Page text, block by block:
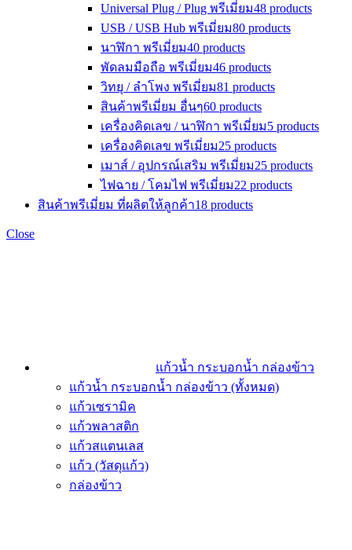
Universal Plug / Plug พรีเมี่ยม48 products
USB / USB Hub พรีเมี่ยม80 products
นาฬิกา พรีเมี่ยม40 products
พัดลมมือถือ พรีเมี่ยม46 products
วิทยุ / ลำโพง พรีเมี่ยม81 products
สินค้าพรีเมี่ยม อื่นๆ60 products
เครื่องคิดเลข / นาฬิกา พรีเมี่ยม5 products
เครื่องคิดเลข พรีเมี่ยม25 products
เมาส์ / อุปกรณ์เสริม พรีเมี่ยม25 products
ไฟฉาย / โคมไฟ พรีเมี่ยม22 products
สินค้าพรีเมี่ยม ที่ผลิตให้ลูกค้า18 products
Close
แก้วน้ำ กระบอกน้ำ กล่องข้าว
แก้วน้ำ กระบอกน้ำ กล่องข้าว (ทั้งหมด)
แก้วเซรามิค
แก้วพลาสติก
แก้วสแตนเลส
แก้ว (วัสดุแก้ว)
กล่องข้าว